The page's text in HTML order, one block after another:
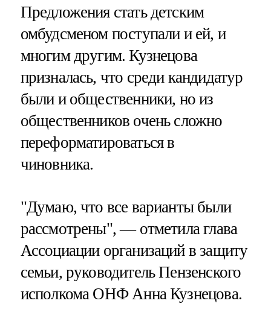
Предложения стать детским
омбудсменом поступали и ей, и
многим другим. Кузнецова
призналась, что среди кандидатур
были и общественники, но из
общественников очень сложно
переформатироваться в
чиновника.
"Думаю, что все варианты были
рассмотрены", — отметила глава
Ассоциации организаций в защиту
семьи, руководитель Пензенского
исполкома ОНФ Анна Кузнецова.